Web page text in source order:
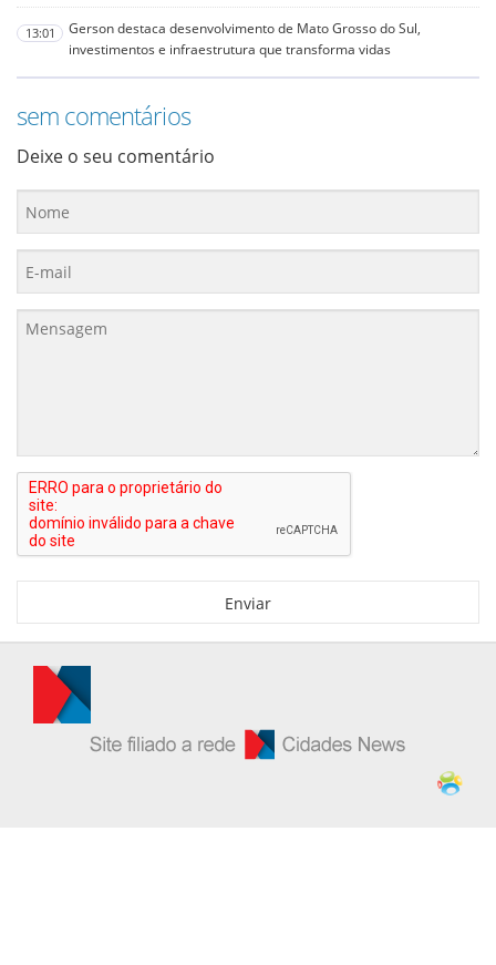
13:01
Gerson destaca desenvolvimento de Mato Grosso do Sul,
investimentos e infraestrutura que transforma vidas
sem comentários
Deixe o seu comentário
Enviar